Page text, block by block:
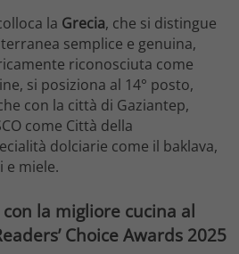
la Grecia, che si distingue
semplice e genuina,
riconosciuta come
si posiziona al 14° posto,
con la città di Gaziantep,
come Città della
dolciarie come il baklava,
e miele.
con la migliore cucina al
Choice Awards 2025